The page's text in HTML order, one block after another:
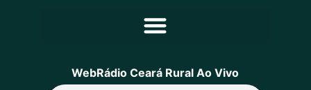
Principal
WebRádio Ceará Rural Ao Vivo